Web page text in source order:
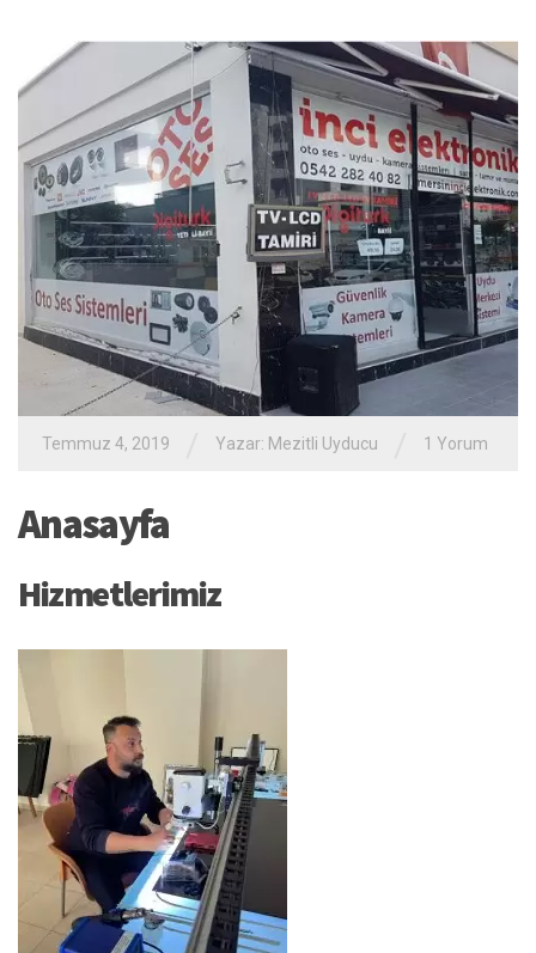
Temmuz 4, 2019 Yazar: Mezitli Uyducu 1 Yorum
Anasayfa
Hizmetlerimiz